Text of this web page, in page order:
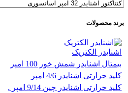
برند محصولات
اشنایدر الکتریک
بیمتال اشنایدر شمش خور 100 امپر
کلید حرارتی اشنایدر 4/6 امپر
کلید حرارتی اشنایدر چین 9/14 امپر .